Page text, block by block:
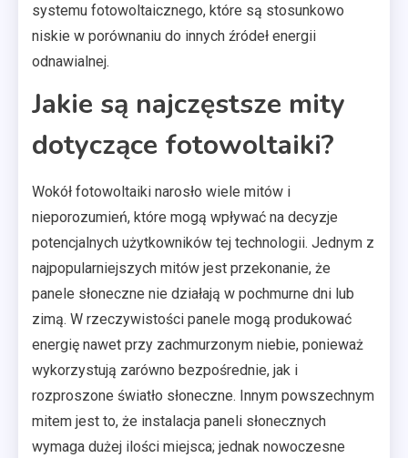
systemu fotowoltaicznego, które są stosunkowo
niskie w porównaniu do innych źródeł energii
odnawialnej.
Jakie są najczęstsze mity
dotyczące fotowoltaiki?
Wokół fotowoltaiki narosło wiele mitów i
nieporozumień, które mogą wpływać na decyzje
potencjalnych użytkowników tej technologii. Jednym z
najpopularniejszych mitów jest przekonanie, że
panele słoneczne nie działają w pochmurne dni lub
zimą. W rzeczywistości panele mogą produkować
energię nawet przy zachmurzonym niebie, ponieważ
wykorzystują zarówno bezpośrednie, jak i
rozproszone światło słoneczne. Innym powszechnym
mitem jest to, że instalacja paneli słonecznych
wymaga dużej ilości miejsca; jednak nowoczesne